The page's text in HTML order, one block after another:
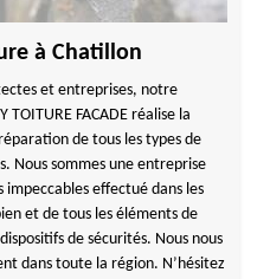
à Chatillon
et entreprises, notre
FACADE réalise la
de tous les types de
Nous sommes une entreprise
impeccables effectué dans les
et de tous les éléments de
de sécurités. Nous nous
dans toute la région. N’hésitez